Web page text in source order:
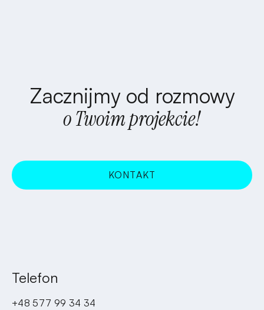
Zacznijmy od rozmowy
o Twoim projekcie!
KONTAKT
Telefon
+48 577 99 34 34